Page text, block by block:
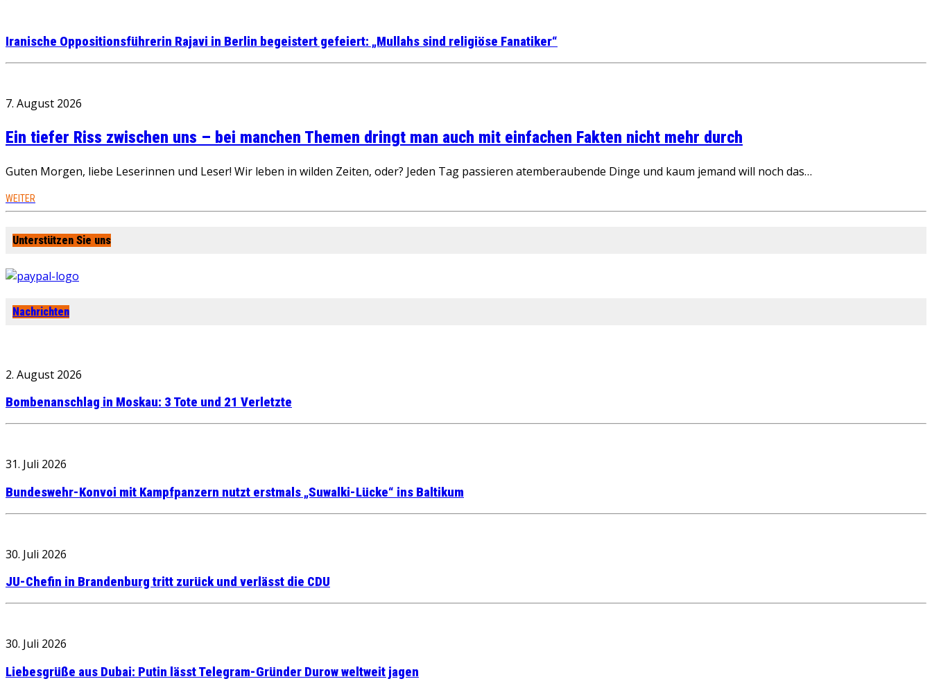
Iranische Oppositionsführerin Rajavi in Berlin begeistert gefeiert: „Mullahs sind religiöse Fanatiker“
7. August 2026
Ein tiefer Riss zwischen uns – bei manchen Themen dringt man auch mit einfachen Fakten nicht mehr durch
Guten Morgen, liebe Leserinnen und Leser! Wir leben in wilden Zeiten, oder? Jeden Tag passieren atemberaubende Dinge und kaum jemand will noch das…
WEITER
Unterstützen Sie uns
Nachrichten
2. August 2026
Bombenanschlag in Moskau: 3 Tote und 21 Verletzte
31. Juli 2026
Bundeswehr-Konvoi mit Kampfpanzern nutzt erstmals „Suwalki-Lücke“ ins Baltikum
30. Juli 2026
JU-Chefin in Brandenburg tritt zurück und verlässt die CDU
30. Juli 2026
Liebesgrüße aus Dubai: Putin lässt Telegram-Gründer Durow weltweit jagen